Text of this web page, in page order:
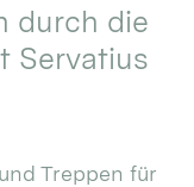
durch die
Servatius
Treppen für